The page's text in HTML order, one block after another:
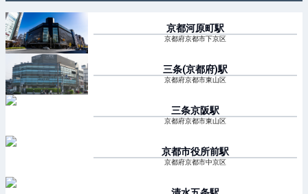
京都河原町駅
京都府京都市下京区
三条(京都府)駅
京都府京都市東山区
三条京阪駅
京都府京都市東山区
京都市役所前駅
京都府京都市中京区